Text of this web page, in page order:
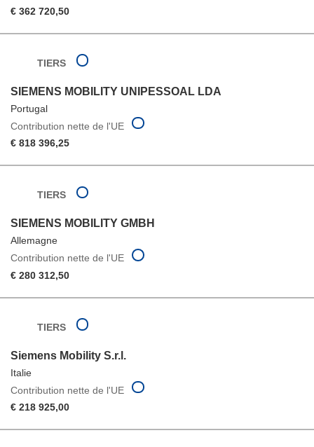
€ 362 720,50
TIERS
SIEMENS MOBILITY UNIPESSOAL LDA
Portugal
Contribution nette de l'UE
€ 818 396,25
TIERS
SIEMENS MOBILITY GMBH
Allemagne
Contribution nette de l'UE
€ 280 312,50
TIERS
Siemens Mobility S.r.l.
Italie
Contribution nette de l'UE
€ 218 925,00